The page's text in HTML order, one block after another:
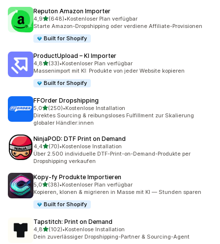
Reputon Amazon Importer
4,9von 5 Sternen
(648)
648 Rezensionen insgesamt
•Kostenloser Plan verfügbar
Starte Amazon-Dropshipping oder verdiene Affiliate-Provisionen
Built for Shopify
ProductUpload – KI Importer
4,8von 5 Sternen
(33)
33 Rezensionen insgesamt
•Kostenloser Plan verfügbar
Massenimport mit KI: Produkte von jeder Website kopieren
Built for Shopify
FFOrder Dropshipping
5,0von 5 Sternen
(250)
250 Rezensionen insgesamt
•Kostenlose Installation
Direktes Sourcing & reibungsloses Fulfillment zur Skalierung
globaler Händler:innen
NinjaPOD: DTF Print on Demand
4,4von 5 Sternen
(70)
70 Rezensionen insgesamt
•Kostenlose Installation
Über 2.500 individuelle DTF-Print-on-Demand-Produkte per
Dropshipping verkaufen
Kopy‑fy Produkte Importieren
5,0von 5 Sternen
(38)
38 Rezensionen insgesamt
•Kostenloser Plan verfügbar
Kopieren, klonen & migrieren in Masse mit KI — Stunden sparen
Built for Shopify
Tapstitch: Print on Demand
4,8von 5 Sternen
(102)
102 Rezensionen insgesamt
•Kostenlose Installation
Dein zuverlässiger Dropshipping-Partner & Sourcing-Agent